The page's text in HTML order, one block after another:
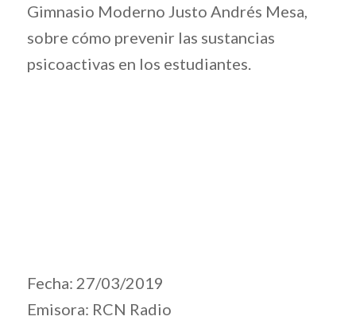
Gimnasio Moderno Justo Andrés Mesa,
sobre cómo prevenir las sustancias
psicoactivas en los estudiantes.
Fecha: 27/03/2019
Emisora: RCN Radio